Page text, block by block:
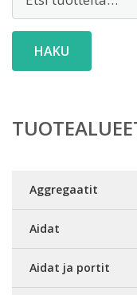
HAKU
Aggregaatit
Aidat
Aidat ja portit